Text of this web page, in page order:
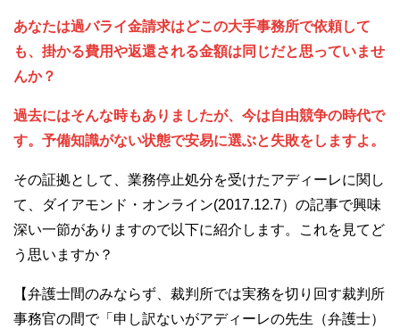
あなたは過バライ金請求はどこの大手事務所で依頼して
も、掛かる費用や返還される金額は同じだと思っていませ
んか？
過去にはそんな時もありましたが、今は自由競争の時代で
す。予備知識がない状態で安易に選ぶと失敗をしますよ。
その証拠として、業務停止処分を受けたアディーレに関し
て、ダイアモンド・オンライン(2017.12.7）の記事で興味
深い一節がありますので以下に紹介します。これを見てど
う思いますか？
【弁護士間のみならず、裁判所では実務を切り回す裁判所
事務官の間で「申し訳ないがアディーレの先生（弁護士）